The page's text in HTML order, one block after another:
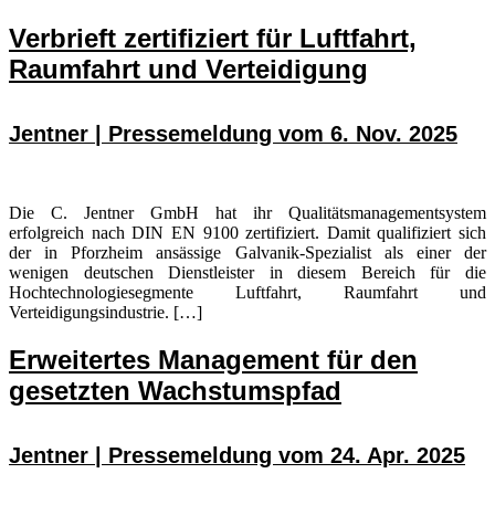
Verbrieft zertifiziert für Luftfahrt,
Raumfahrt und Verteidigung
Jentner | Pressemeldung vom 6. Nov. 2025
Die C. Jentner GmbH hat ihr Qualitätsmanagementsystem
erfolgreich nach DIN EN 9100 zertifiziert. Damit qualifiziert sich
der in Pforzheim ansässige Galvanik-Spezialist als einer der
wenigen deutschen Dienstleister in diesem Bereich für die
Hochtechnologiesegmente Luftfahrt, Raumfahrt und
Verteidigungsindustrie. […]
Erweitertes Management für den
gesetzten Wachstumspfad
Jentner | Pressemeldung vom 24. Apr. 2025